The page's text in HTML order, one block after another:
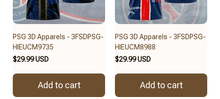
PSG 3D Apparels - 3FSDPSG-
HIEUCM9735
$29.99 USD
Add to cart
PSG 3D Apparels - 3FSDPSG-
HIEUCM8988
$29.99 USD
Add to cart